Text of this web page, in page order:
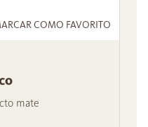
COMO FAVORITO
mate